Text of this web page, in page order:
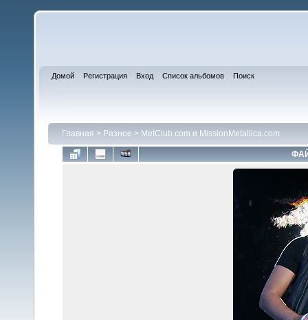
Домой Регистрация Вход Список альбомов Поиск
Главная > Разное > MetClub.com и MissionMetallica.com